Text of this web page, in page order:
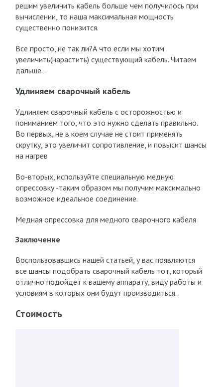
решим увеличить кабель больше чем получилось при
вычислении, то наша максимальная мощность
существенно понизится.
Все просто, не так ли?А что если мы хотим
увеличить(нарастить) существующий кабель. Читаем
дальше…
Удлиняем сварочный кабель
Удлиняем сварочный кабель с осторожностью и
пониманием того, что это нужно сделать правильно.
Во первых, не в коем случае не стоит применять
скрутку, это увеличит сопротивление, и повысит шансы
на нагрев
Во-вторых, используйте специальную медную
опрессовку -таким образом мы получим максимально
возможное идеальное соединение.
Медная опрессовка для медного сварочного кабеля
Заключение
Воспользовавшись нашей статьей, у вас появляются
все шансы подобрать сварочный кабель тот, который
отлично подойдет к вашему аппарату, виду работы и
условиям в которых они будут производиться.
Стоимость